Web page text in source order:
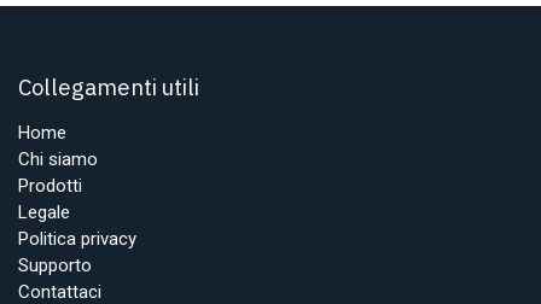
Collegamenti utili
Home
Chi siamo
Prodotti
Legale
Politica privacy
Supporto
Contattaci